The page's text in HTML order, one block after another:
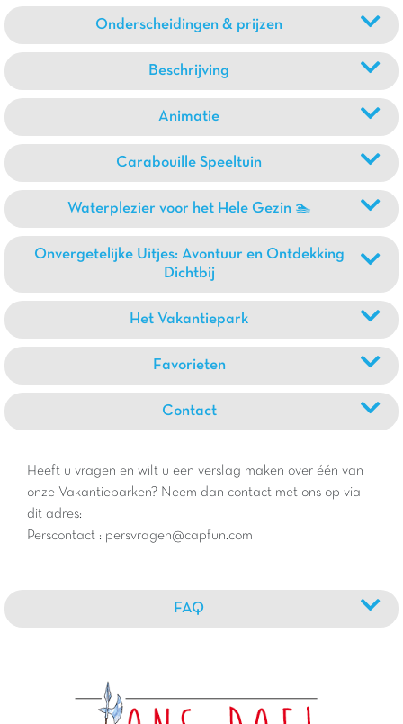
Onderscheidingen & prijzen
Beschrijving
Animatie
Carabouille Speeltuin
Waterplezier voor het Hele Gezin 🏊
Onvergetelijke Uitjes: Avontuur en Ontdekking
Dichtbij
Het Vakantiepark
Favorieten
Contact
Heeft u vragen en wilt u een verslag maken over één van
onze Vakantieparken? Neem dan contact met ons op via
dit adres:
Perscontact : persvragen@capfun.com
FAQ